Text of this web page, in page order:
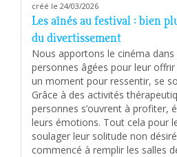
créé le 24/03/2026
Les aînés au festival : bien
du divertissement
Nous apportons le cinéma
personnes âgées pour leur offrir
un moment pour ressentir, se
Grâce à des activités
personnes s’ouvrent à profiter,
leurs émotions. Tout cela pour
soulager leur solitude non
commencé à remplir les salles